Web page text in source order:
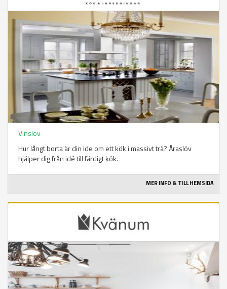
Vinslöv
Hur långt borta är din ide om ett kök i massivt trä? Åraslöv
hjälper dig från idé till färdigt kök.
MER INFO & TILL HEMSIDA